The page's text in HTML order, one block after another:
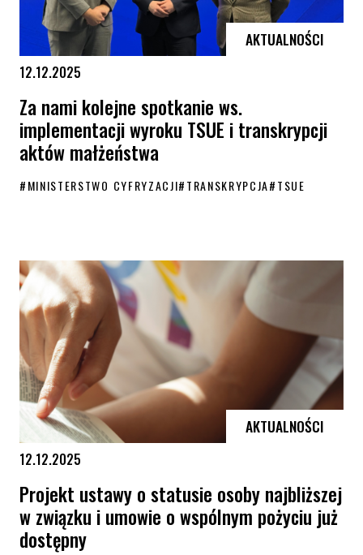
AKTUALNOŚCI
12.12.2025
Za nami kolejne spotkanie ws.
implementacji wyroku TSUE i transkrypcji
aktów małżeństwa
#MINISTERSTWO CYFRYZACJI#TRANSKRYPCJA#TSUE
AKTUALNOŚCI
12.12.2025
Projekt ustawy o statusie osoby najbliższej
w związku i umowie o wspólnym pożyciu już
dostępny